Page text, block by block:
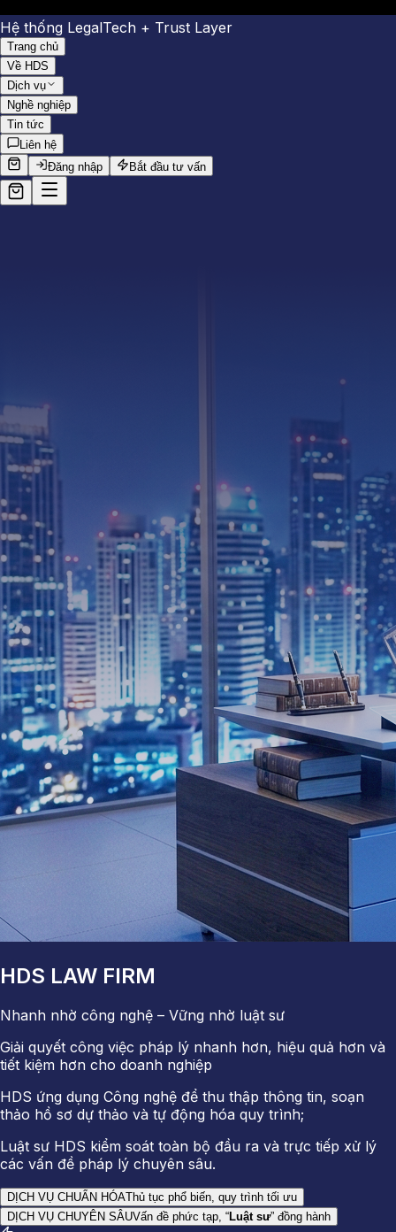
Hệ thống LegalTech + Trust Layer
Trang chủ
Về HDS
Dịch vụ
Nghề nghiệp
Tin tức
Liên hệ
Đăng nhập
Bắt đầu tư vấn
HDS LAW FIRM
Nhanh nhờ công nghệ – Vững nhờ luật sư
Giải quyết công việc pháp lý nhanh hơn, hiệu quả hơn và
tiết kiệm hơn cho doanh nghiệp
HDS ứng dụng Công nghệ để thu thập thông tin, soạn
thảo hồ sơ dự thảo và tự động hóa quy trình;
Luật sư HDS kiểm soát toàn bộ đầu ra và trực tiếp xử lý
các vấn đề pháp lý chuyên sâu.
DỊCH VỤ CHUẨN HÓAThủ tục phổ biến, quy trình tối ưu
DỊCH VỤ CHUYÊN SÂUVấn đề phức tạp, “Luật sư” đồng hành